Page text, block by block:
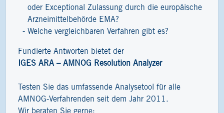
oder Exceptional Zulassung durch die europäische
Arzneimittelbehörde EMA?
Welche vergleichbaren Verfahren gibt es?
Fundierte Antworten bietet der
IGES ARA – AMNOG Resolution Analyzer
Testen Sie das umfassende Analysetool für alle
AMNOG-Verfahrenden seit dem Jahr 2011.
Wir beraten Sie gerne: